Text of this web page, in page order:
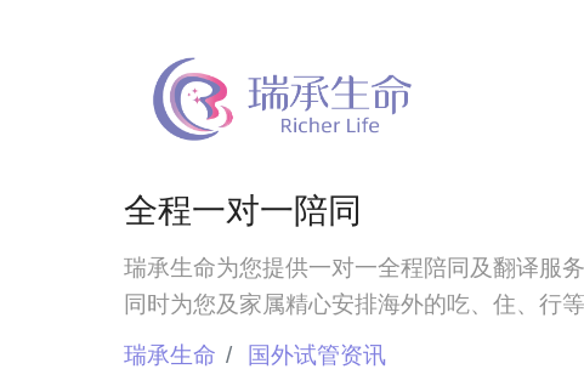
全程一对一陪同
瑞承生命为您提供一对一全程陪同及翻译服
同时为您及家属精心安排海外的吃、住、行
瑞承生命
国外试管资讯